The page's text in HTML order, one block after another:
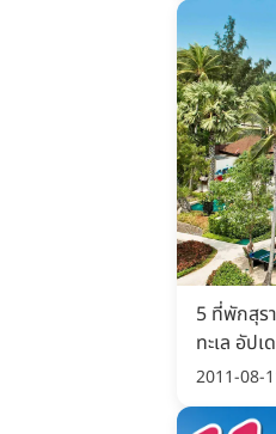
5 ที่พักสุร
ทะเล อัป
2011-08-